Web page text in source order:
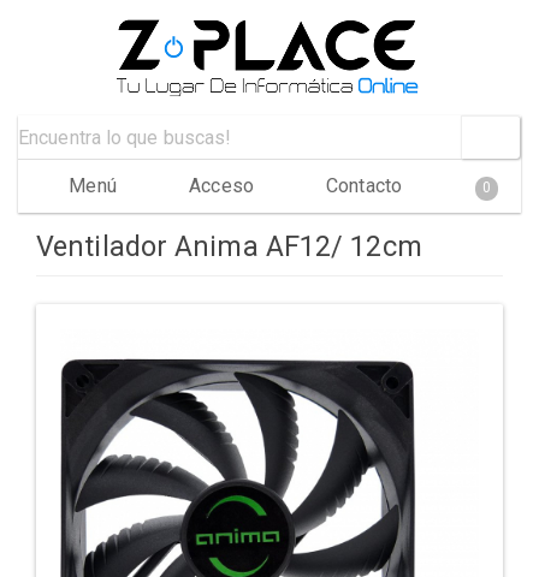
Menú Acceso Contacto 0
Ventilador Anima AF12/ 12cm